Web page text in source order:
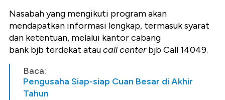
Nasabah yang mengikuti program akan
mendapatkan informasi lengkap, termasuk syarat
dan ketentuan, melalui kantor cabang
bank bjb terdekat ataucall centerbjbCall 14049.
Baca:
Pengusaha Siap-siap Cuan Besar di Akhir
Tahun